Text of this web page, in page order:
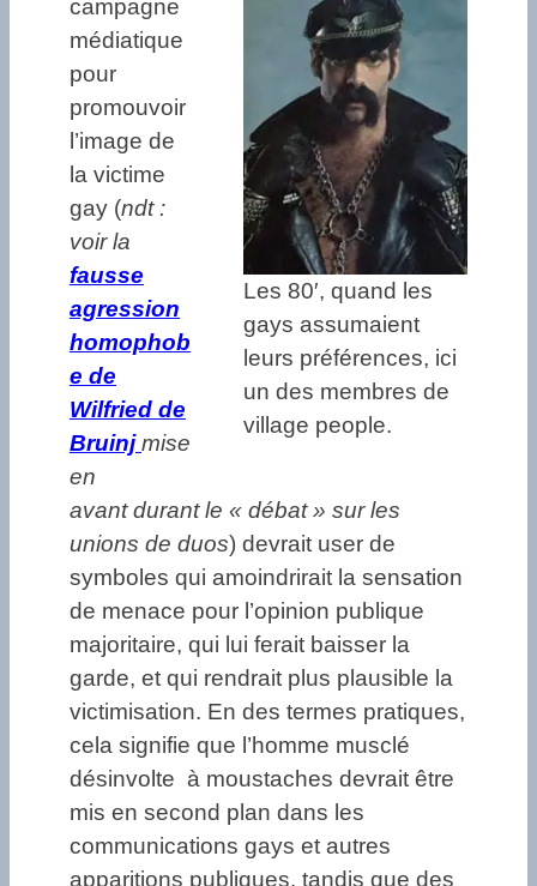
Les 80′, quand les
gays assumaient
leurs préférences, ici
un des membres de
village people.
campagne
médiatique
pour
promouvoir
l’image de
la victime
gay (ndt :
voir la
fausse
agression
homophob
e de
Wilfried de
Bruinjmise
en
avant durant le « débat » sur les
unions de duos) devrait user de
symboles qui amoindrirait la sensation
de menace pour l’opinion publique
majoritaire, qui lui ferait baisser la
garde, et qui rendrait plus plausible la
victimisation. En des termes pratiques,
cela signifie que l’homme musclé
désinvolte à moustaches devrait être
mis en second plan dans les
communications gays et autres
apparitions publiques, tandis que des